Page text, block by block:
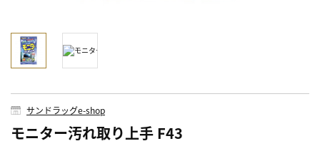
サンドラッグe-shop
モニター汚れ取り上手 F43